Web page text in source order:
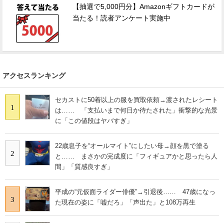
【抽選で5,000円分】Amazonギフトカードが
当たる！読者アンケート実施中
アクセスランキング
1
セカストに50着以上の服を買取依頼→渡されたレシート
は…… 「支払いまで何日か待たされた」衝撃的な光景
に「この値段はヤバすぎ」
2
22歳息子を“オールマイト”にしたい母→顔を黒で塗る
と…… まさかの完成度に「フィギュアかと思ったら人
間」「質感良すぎ」
3
平成の“元仮面ライダー俳優”→引退後…… 47歳になっ
た現在の姿に「嘘だろ」「声出た」と108万再生